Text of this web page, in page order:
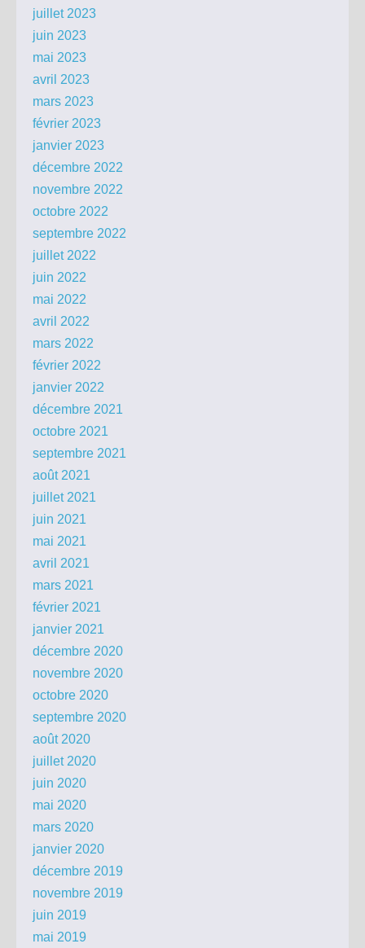
juillet 2023
juin 2023
mai 2023
avril 2023
mars 2023
février 2023
janvier 2023
décembre 2022
novembre 2022
octobre 2022
septembre 2022
juillet 2022
juin 2022
mai 2022
avril 2022
mars 2022
février 2022
janvier 2022
décembre 2021
octobre 2021
septembre 2021
août 2021
juillet 2021
juin 2021
mai 2021
avril 2021
mars 2021
février 2021
janvier 2021
décembre 2020
novembre 2020
octobre 2020
septembre 2020
août 2020
juillet 2020
juin 2020
mai 2020
mars 2020
janvier 2020
décembre 2019
novembre 2019
juin 2019
mai 2019